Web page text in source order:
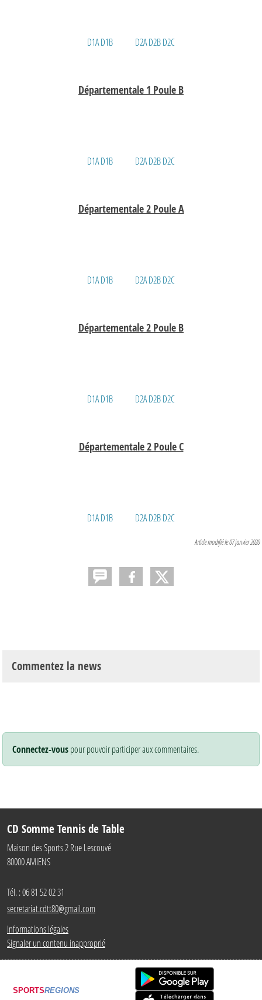
D1AD1B D2AD2BD2C
Départementale 1 Poule B
D1AD1B D2AD2BD2C
Départementale 2 Poule A
D1AD1B D2AD2BD2C
Départementale 2 Poule B
D1AD1B D2AD2BD2C
Départementale 2 Poule C
D1AD1B D2AD2BD2C
Article modifié le 07 janvier 2020
Commentez la news
Connectez-vouspour pouvoir participer aux commentaires.
CD Somme Tennis de Table
Maison des Sports 2 Rue Lescouvé
80000AMIENS
Tél. :06 81 52 02 31
secretariat.cdtt80@gmail.com
Informations légales
Signaler un contenu inapproprié
SPORTSREGIONS